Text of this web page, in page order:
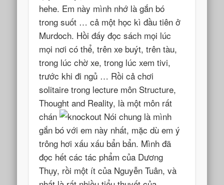
hehe. Em này mình nhớ là gắn bó
trong suốt … cả một học kì đầu tiên ở
Murdoch. Hồi đấy đọc sách mọi lúc
mọi nơi có thể, trên xe buýt, trên tàu,
trong lúc chờ xe, trong lúc xem tivi,
trước khi đi ngủ … Rồi cả chơi
solitaire trong lecture môn Structure,
Thought and Reality, là một môn rất
chán
Nói chung là mình
gắn bó với em này nhất, mặc dù em ý
trông hơi xấu xấu bẩn bẩn. Mình đã
đọc hết các tác phẩm của Dương
Thụy, rồi một ít của Nguyễn Tuân, và